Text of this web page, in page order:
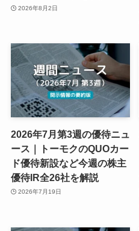
2026年8月2日
2026年7月第3週の優待ニュ
ース｜トーモクのQUOカー
ド優待新設など今週の株主
優待IR全26社を解説
2026年7月19日